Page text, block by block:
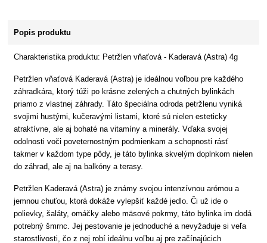
Popis produktu
Charakteristika produktu: Petržlen vňaťová - Kaderavá (Astra) 4g
Petržlen vňaťová Kaderavá (Astra) je ideálnou voľbou pre každého
záhradkára, ktorý túži po krásne zelených a chutných bylinkách
priamo z vlastnej záhrady. Táto špeciálna odroda petržlenu vyniká
svojimi hustými, kučeravými listami, ktoré sú nielen esteticky
atraktívne, ale aj bohaté na vitamíny a minerály. Vďaka svojej
odolnosti voči poveternostným podmienkam a schopnosti rásť
takmer v každom type pôdy, je táto bylinka skvelým doplnkom nielen
do záhrad, ale aj na balkóny a terasy.
Petržlen Kaderavá (Astra) je známy svojou intenzívnou arómou a
jemnou chuťou, ktorá dokáže vylepšiť každé jedlo. Či už ide o
polievky, šaláty, omáčky alebo mäsové pokrmy, táto bylinka im dodá
potrebný šmrnc. Jej pestovanie je jednoduché a nevyžaduje si veľa
starostlivosti, čo z nej robí ideálnu voľbu aj pre začínajúcich